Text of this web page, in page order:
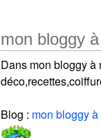
mon bloggy
Dans mon bloggy à
Blog : mon bloggy à